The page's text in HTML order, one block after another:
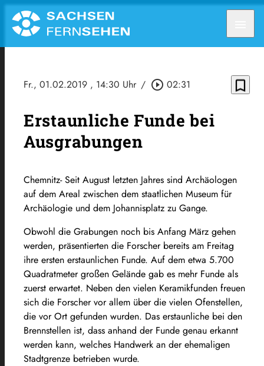
Fr., 01.02.2019 , 14:30 Uhr / play_circle_outline 02:31 bookmark_border
Erstaunliche Funde bei
Ausgrabungen
Chemnitz- Seit August letzten Jahres sind Archäologen
auf dem Areal zwischen dem staatlichen Museum für
Archäologie und dem Johannisplatz zu Gange.
Obwohl die Grabungen noch bis Anfang März gehen
werden, präsentierten die Forscher bereits am Freitag
ihre ersten erstaunlichen Funde. Auf dem etwa 5.700
Quadratmeter großen Gelände gab es mehr Funde als
zuerst erwartet. Neben den vielen Keramikfunden freuen
sich die Forscher vor allem über die vielen Ofenstellen,
die vor Ort gefunden wurden. Das erstaunliche bei den
Brennstellen ist, dass anhand der Funde genau erkannt
werden kann, welches Handwerk an der ehemaligen
Stadtgrenze betrieben wurde.